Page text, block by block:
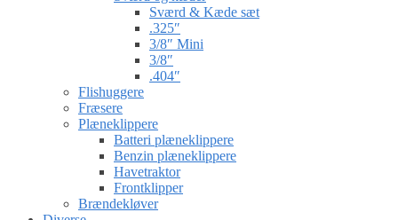
Sværd & Kæde sæt
.325″
3/8″ Mini
3/8″
.404″
Flishuggere
Fræsere
Plæneklippere
Batteri plæneklippere
Benzin plæneklippere
Havetraktor
Frontklipper
Brændekløver